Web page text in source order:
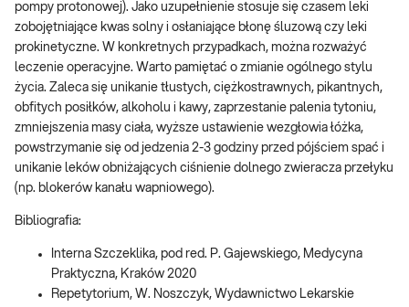
pompy protonowej). Jako uzupełnienie stosuje się czasem leki
zobojętniające kwas solny i osłaniające błonę śluzową czy leki
prokinetyczne. W konkretnych przypadkach, można rozważyć
leczenie operacyjne. Warto pamiętać o zmianie ogólnego stylu
życia. Zaleca się unikanie tłustych, ciężkostrawnych, pikantnych,
obfitych posiłków, alkoholu i kawy, zaprzestanie palenia tytoniu,
zmniejszenia masy ciała, wyższe ustawienie wezgłowia łóżka,
powstrzymanie się od jedzenia 2-3 godziny przed pójściem spać i
unikanie leków obniżających ciśnienie dolnego zwieracza przełyku
(np. blokerów kanału wapniowego).
Bibliografia:
Interna Szczeklika, pod red. P. Gajewskiego, Medycyna
Praktyczna, Kraków 2020
Repetytorium, W. Noszczyk, Wydawnictwo Lekarskie